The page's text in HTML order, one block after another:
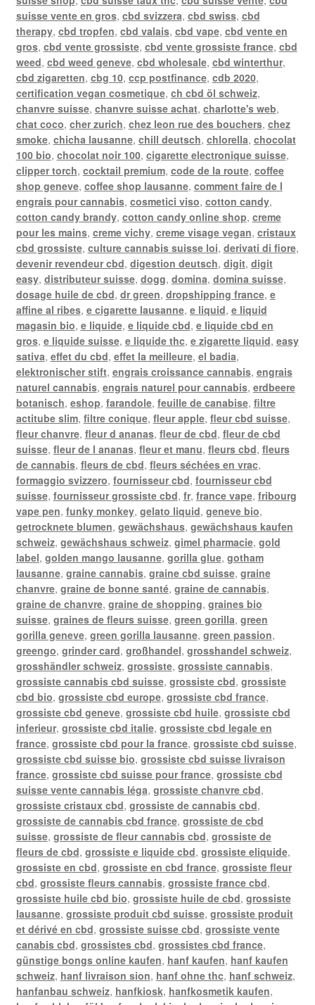
suisse vente en gros, cbd svizzera, cbd swiss, cbd
therapy, cbd tropfen, cbd valais, cbd vape, cbd vente en
gros, cbd vente grossiste, cbd vente grossiste france, cbd
weed, cbd weed geneve, cbd wholesale, cbd winterthur,
cbd zigaretten, cbg 10, ccp postfinance, cdb 2020,
certification vegan cosmetique, ch cbd öl schweiz,
chanvre suisse, chanvre suisse achat, charlotte's web,
chat coco, cher zurich, chez leon rue des bouchers, chez
smoke, chicha lausanne, chill deutsch, chlorella, chocolat
100 bio, chocolat noir 100, cigarette electronique suisse,
clipper torch, cocktail premium, code de la route, coffee
shop geneve, coffee shop lausanne, comment faire de l
engrais pour cannabis, cosmetici viso, cotton candy,
cotton candy brandy, cotton candy online shop, creme
pour les mains, creme vichy, creme visage vegan, cristaux
cbd grossiste, culture cannabis suisse loi, derivati di fiore,
devenir revendeur cbd, digestion deutsch, digit, digit
easy, distributeur suisse, dogg, domina, domina suisse,
dosage huile de cbd, dr green, dropshipping france, e
affine al ribes, e cigarette lausanne, e liquid, e liquid
magasin bio, e liquide, e liquide cbd, e liquide cbd en
gros, e liquide suisse, e liquide thc, e zigarette liquid, easy
sativa, effet du cbd, effet la meilleure, el badia,
elektronischer stift, engrais croissance cannabis, engrais
naturel cannabis, engrais naturel pour cannabis, erdbeere
botanisch, eshop, farandole, feuille de canabise, filtre
actitube slim, filtre conique, fleur apple, fleur cbd suisse,
fleur chanvre, fleur d ananas, fleur de cbd, fleur de cbd
suisse, fleur de l ananas, fleur et manu, fleurs cbd, fleurs
de cannabis, fleurs de cbd, fleurs séchées en vrac,
formaggio svizzero, fournisseur cbd, fournisseur cbd
suisse, fournisseur grossiste cbd, fr, france vape, fribourg
vape pen, funky monkey, gelato liquid, geneve bio,
getrocknete blumen, gewächshaus, gewächshaus kaufen
schweiz, gewächshaus schweiz, gimel pharmacie, gold
label, golden mango lausanne, gorilla glue, gotham
lausanne, graine cannabis, graine cbd suisse, graine
chanvre, graine de bonne santé, graine de cannabis,
graine de chanvre, graine de shopping, graines bio
suisse, graines de fleurs suisse, green gorilla, green
gorilla geneve, green gorilla lausanne, green passion,
greengo, grinder card, großhandel, grosshandel schweiz,
grosshändler schweiz, grossiste, grossiste cannabis,
grossiste cannabis cbd suisse, grossiste cbd, grossiste
cbd bio, grossiste cbd europe, grossiste cbd france,
grossiste cbd geneve, grossiste cbd huile, grossiste cbd
inferieur, grossiste cbd italie, grossiste cbd legale en
france, grossiste cbd pour la france, grossiste cbd suisse,
grossiste cbd suisse bio, grossiste cbd suisse livraison
france, grossiste cbd suisse pour france, grossiste cbd
suisse vente cannabis léga, grossiste chanvre cbd,
grossiste cristaux cbd, grossiste de cannabis cbd,
grossiste de cannabis cbd france, grossiste de cbd
suisse, grossiste de fleur cannabis cbd, grossiste de
fleurs de cbd, grossiste e liquide cbd, grossiste eliquide,
grossiste en cbd, grossiste en cbd france, grossiste fleur
cbd, grossiste fleurs cannabis, grossiste france cbd,
grossiste huile cbd bio, grossiste huile de cbd, grossiste
lausanne, grossiste produit cbd suisse, grossiste produit
et dérivé en cbd, grossiste suisse cbd, grossiste vente
canabis cbd, grossistes cbd, grossistes cbd france,
günstige bongs online kaufen, hanf kaufen, hanf kaufen
schweiz, hanf livraison sion, hanf ohne thc, hanf schweiz,
hanfanbau schweiz, hanfkiosk, hanfkosmetik kaufen,